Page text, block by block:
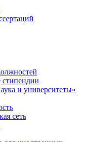
и университеты»
сеть